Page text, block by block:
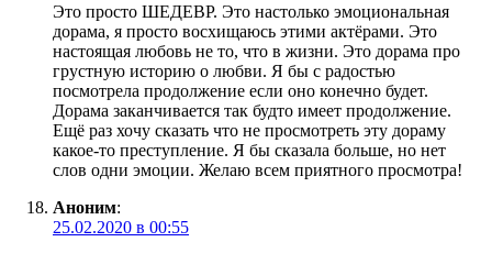
Это просто ШЕДЕВР. Это настолько эмоциональная
дорама, я просто восхищаюсь этими актёрами. Это
настоящая любовь не то, что в жизни. Это дорама про
грустную историю о любви. Я бы с радостью
посмотрела продолжение если оно конечно будет.
Дорама заканчивается так будто имеет продолжение.
Ещё раз хочу сказать что не просмотреть эту дораму
какое-то преступление. Я бы сказала больше, но нет
слов одни эмоции. Желаю всем приятного просмотра!
Аноним:
25.02.2020 в 00:55